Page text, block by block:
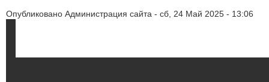
Опубликовано Администрация сайта - сб, 24 Май 2025 - 13:06